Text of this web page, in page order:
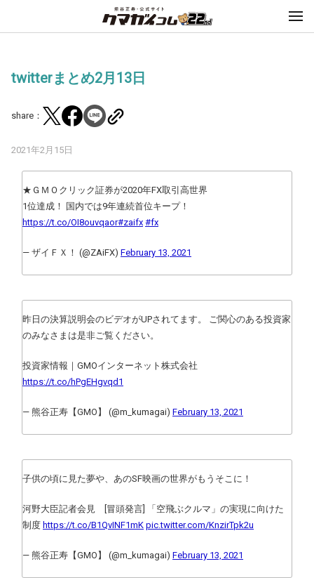
twitterまとめ2月13日
share：
2021年2月15日
★ＧＭＯクリック証券が2020年FX取引高世界
1位達成！ 国内では9年連続首位キープ！
https://t.co/OI8ouvqaor#zaifx #fx
— ザイＦＸ！ (@ZAiFX) February 13, 2021
昨日の決算説明会のビデオがUPされてます。 ご関心のある投資家
のみなさまは是非ご覧ください。
投資家情報｜GMOインターネット株式会社
https://t.co/hPgEHgvqd1
— 熊谷正寿【GMO】 (@m_kumagai) February 13, 2021
子供の頃に見た夢や、あのSF映画の世界がもうそこに！
河野大臣記者会見 [冒頭発言] 「空飛ぶクルマ」の実現に向けた
制度 https://t.co/B1QvINF1mK pic.twitter.com/KnzirTpk2u
— 熊谷正寿【GMO】 (@m_kumagai) February 13, 2021